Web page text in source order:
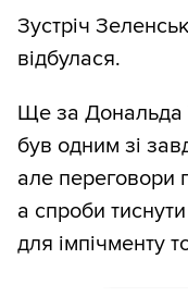
Зустріч
відбулася.
Ще за Дональда
був одним зі
але переговори
а спроби
для імпічменту